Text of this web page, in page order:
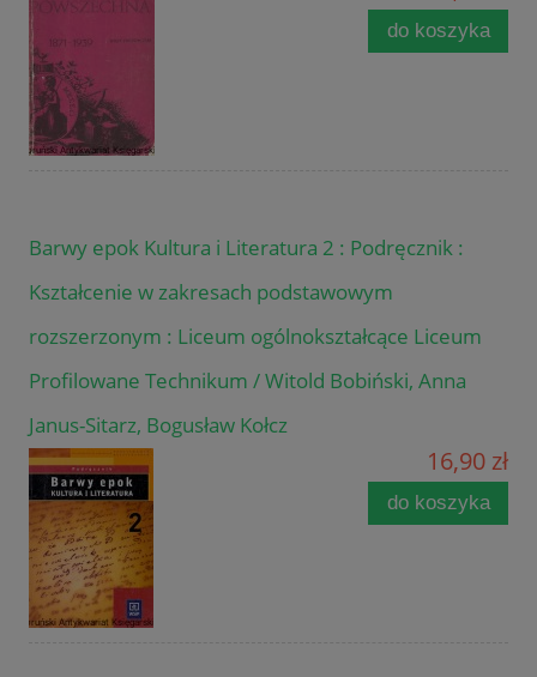
do koszyka
Barwy epok Kultura i Literatura 2 : Podręcznik :
Kształcenie w zakresach podstawowym
rozszerzonym : Liceum ogólnokształcące Liceum
Profilowane Technikum / Witold Bobiński, Anna
Janus-Sitarz, Bogusław Kołcz
16,90 zł
do koszyka